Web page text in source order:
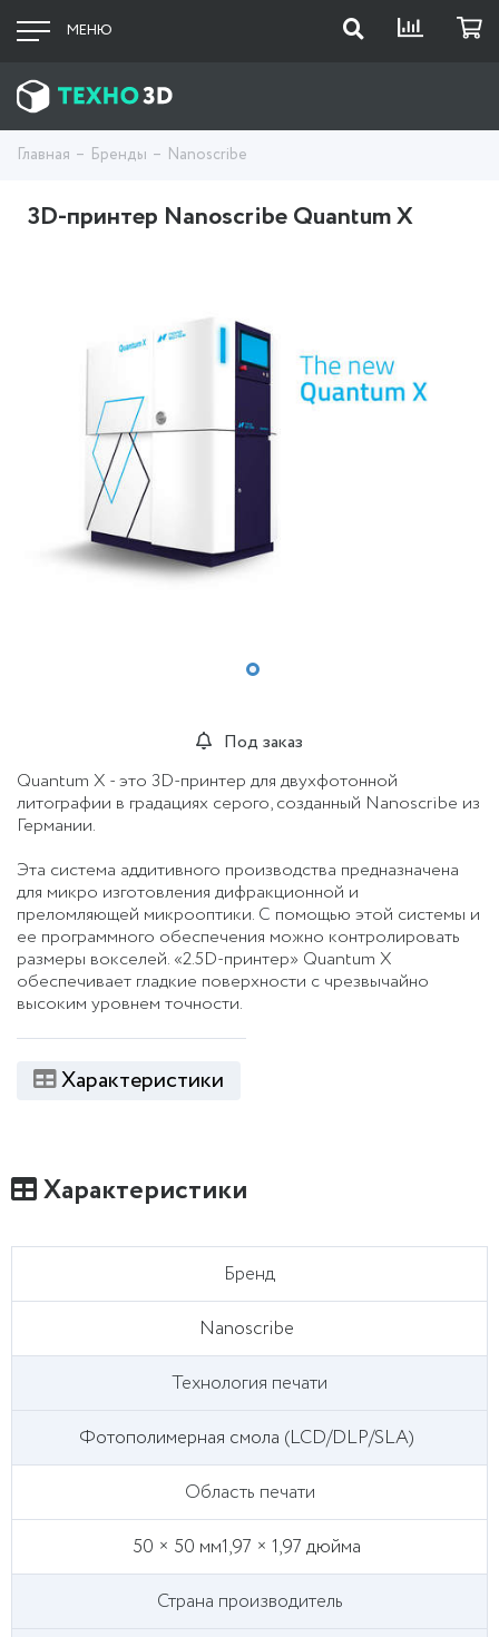
МЕНЮ
Главная Бренды Nanoscribe
3D-принтер Nanoscribe Quantum X
Под заказ
Quantum X - это 3D-принтер для двухфотонной
литографии в градациях серого, созданный Nanoscribe из
Германии.
Эта система аддитивного производства предназначена
для микро изготовления дифракционной и
преломляющей микрооптики. С помощью этой системы и
ее программного обеспечения можно контролировать
размеры вокселей. «2.5D-принтер» Quantum X
обеспечивает гладкие поверхности с чрезвычайно
высоким уровнем точности.
Характеристики
Характеристики
Бренд
Nanoscribe
Технология печати
Фотополимерная смола (LCD/DLP/SLA)
Область печати
50 × 50 мм1,97 × 1,97 дюйма
Страна производитель